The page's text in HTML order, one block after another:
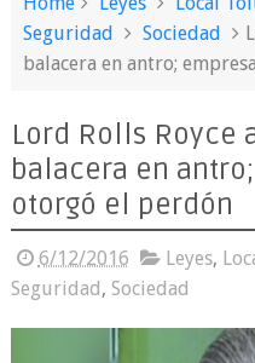
Seguridad
Sociedad
balacera en antro;
Lord Rolls Royce
balacera en
otorgó el perdón
6/12/2016 Leyes,
Seguridad, Sociedad